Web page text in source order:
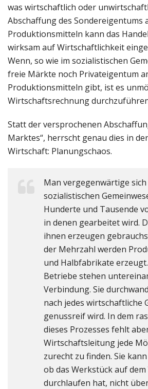
was wirtschaftlich oder
Abschaffung des Sondereigentums
Produktionsmitteln kann das
wirksam auf Wirtschaftlichkeit
Wenn, so wie im sozialistischen
freie Märkte noch Privateigentum
Produktionsmitteln gibt, ist es
Wirtschaftsrechnung
Statt der versprochenen
Marktes“, herrscht genau dies in
Wirtschaft: Planungschaos.
Man vergegenwärtige sich
sozialistischen
Hunderte und Tausende
in denen gearbeitet wird.
ihnen erzeugen
der Mehrzahl werden
und Halbfabrikate
Betriebe stehen
Verbindung. Sie
nach jedes wirtschaftliche
genussreif wird. In dem
dieses Prozesses fehlt
Wirtschaftsleitung jede
zurecht zu finden. Sie
ob das Werkstück auf dem
durchlaufen hat, nicht